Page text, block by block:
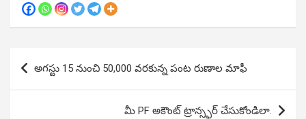
Post
navigation
అగస్టు 15 నుంచి 50,000 వరకున్న పంట రుణాల మాఫీ
మీ PF అకౌంట్ ట్రాన్స్ఫర్ చేసుకోండిలా.